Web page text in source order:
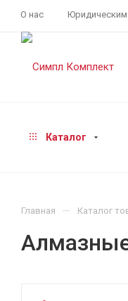
О нас
Каталог
Главная — Каталог